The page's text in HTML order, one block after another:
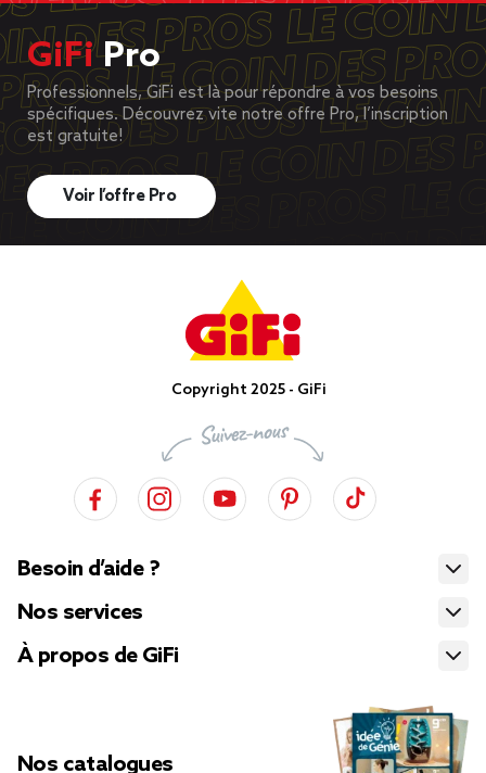
GiFiPro
Professionnels, GiFi est là pour répondre à vos besoins
spécifiques. Découvrez vite notre offre Pro, l’inscription
est gratuite!
Voir l’offre Pro
Copyright 2025 - GiFi
Besoin d’aide ?
Nos services
À propos de GiFi
Nos catalogues